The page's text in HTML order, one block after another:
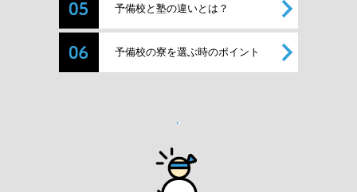
予備校と塾の違いとは？
予備校の寮を選ぶ時のポイント